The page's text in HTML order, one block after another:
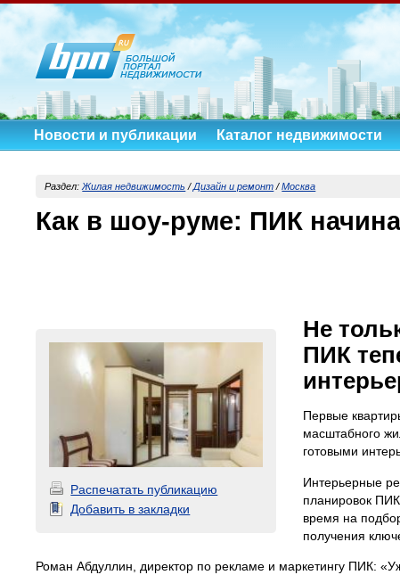
Новости и публикации Каталог недвижимости
Раздел:Жилая недвижимость /Дизайн и ремонт /Москва
Как в шоу-руме: ПИК
Распечатать публикацию
Добавить в закладки
Не
ПИК
Первые
масштабного
готовыми
Интерьерные
планировок
время на
получения
Роман Абдуллин, директор по рекламе и маркетингу ПИК: